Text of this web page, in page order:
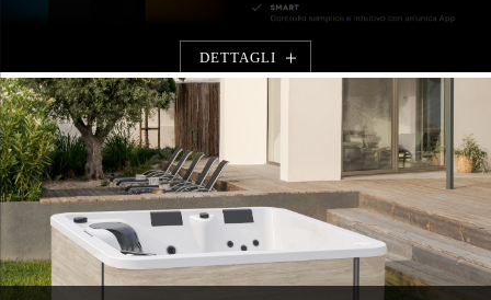
DETTAGLI